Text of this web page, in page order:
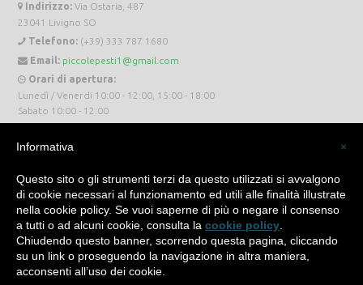
Indirizzo: Via Ostaria, 487
23041 Livigno SO
Telefono: (+39) 333 787 1680
Email: piccolepesti1@gmail.com
Orari di apertura:
Lunedì / Venerdi 10:00 - 12:00, 15:00 - 18:00
Sabato 10:00 - 12:00
Piccole Pesti Livigno © 2024 Tutti i diritti riservati. -Privacy Policy-Cookie Policy
Made with bySìServices
×
Informativa
Questo sito o gli strumenti terzi da questo utilizzati si avvalgono
di cookie necessari al funzionamento ed utili alle finalità illustrate
nella cookie policy. Se vuoi saperne di più o negare il consenso
a tutti o ad alcuni cookie, consulta la cookie policy
Chiudendo questo banner, scorrendo questa pagina, cliccando
su un link o proseguendo la navigazione in altra maniera,
acconsenti all’uso dei cookie.